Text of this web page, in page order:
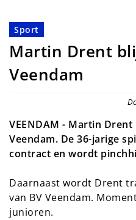
Sport
Martin Drent
Veendam
VEENDAM - Martin
Veendam. De 36-jarige
contract en wordt
Daarnaast wordt Drent
van BV Veendam.
junioren.